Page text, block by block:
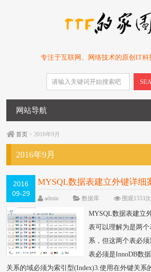
专注于互联网、网络技术的原创IT科
网站导航
首页 > 2016年9月
2016年9月
2016
09-29
MYSQL数据表建立外键详细
admin 数据库 围观1553次
MYSQL数据表建立
表可以理解为是两
系，但这两个表必
表必须是InnoDB数
关系的域必须为索引型(Index)3.使用在外键关系